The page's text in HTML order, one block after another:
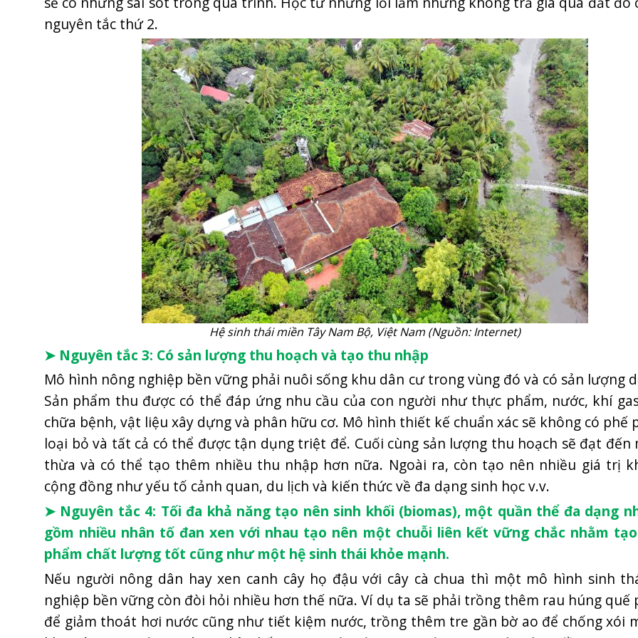
nguyên tắc thứ 2.
Hệ sinh thái miền Tây Nam Bộ, Việt Nam (Nguồn: Internet)
➤ Nguyên tắc 3: Có sản lượng thu hoạch và tạo thu nhập
Mô hình nông nghiệp bền vững phải nuôi sống khu dân cư trong vùng đó và có sản lượng
Sản phẩm thu được có thể đáp ứng nhu cầu của con người như thực phẩm, nước, khí
chữa bệnh, vật liệu xây dựng và phân hữu cơ. Mô hình thiết kế chuẩn xác sẽ không có phế
loại bỏ và tất cả có thể được tận dụng triệt để. Cuối cùng sản lượng thu hoạch sẽ đạt đến
thừa và có thể tạo thêm nhiều thu nhập hơn nữa. Ngoài ra, còn tạo nên nhiều giá trị
cộng đồng như yếu tố cảnh quan, du lịch và kiến thức về đa dạng sinh học v.v.
➤ Nguyên tắc 4: Tối đa khả năng tạo nên sinh khối (biomas), một quần thể đa dạng
gồm nhiều nhân tố đan xen với nhau tạo nên một chuỗi liên kết vững chắc nhằm
phẩm chất lượng tốt cũng như một hệ sinh thái khỏe mạnh.
Nếu người nông dân hay xen canh cây họ đậu với cây cà chua thì một mô hình sinh
nghiệp bền vững còn đòi hỏi nhiều hơn thế nữa. Ví dụ ta sẽ phải trồng thêm rau húng quế
để giảm thoát hơi nước cũng như tiết kiệm nước, trồng thêm tre gần bờ ao để chống xói